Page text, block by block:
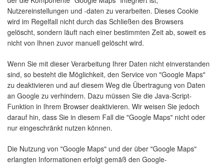
Nutzereinstellungen und -daten zu verarbeiten. Dieses Cookie
wird im Regelfall nicht durch das Schließen des Browsers
gelöscht, sondern läuft nach einer bestimmten Zeit ab, soweit es
nicht von Ihnen zuvor manuell gelöscht wird.
Wenn Sie mit dieser Verarbeitung Ihrer Daten nicht einverstanden
sind, so besteht die Möglichkeit, den Service von "Google Maps"
zu deaktivieren und auf diesem Weg die Übertragung von Daten
an Google zu verhindern. Dazu müssen Sie die Java-Script-
Funktion in Ihrem Browser deaktivieren. Wir weisen Sie jedoch
darauf hin, dass Sie in diesem Fall die "Google Maps" nicht oder
nur eingeschränkt nutzen können.
Die Nutzung von "Google Maps" und der über "Google Maps"
erlangten Informationen erfolgt gemäß den Google-